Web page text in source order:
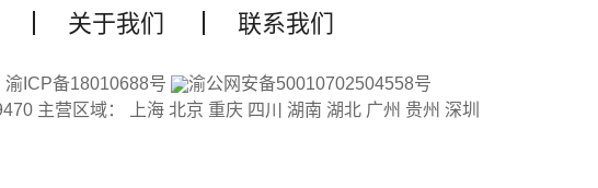
关于我们 联系我们
渝ICP备18010688号
渝公网安备50010702504558号
主营区域： 上海 北京 重庆 四川 湖南 湖北 广州 贵州 深圳